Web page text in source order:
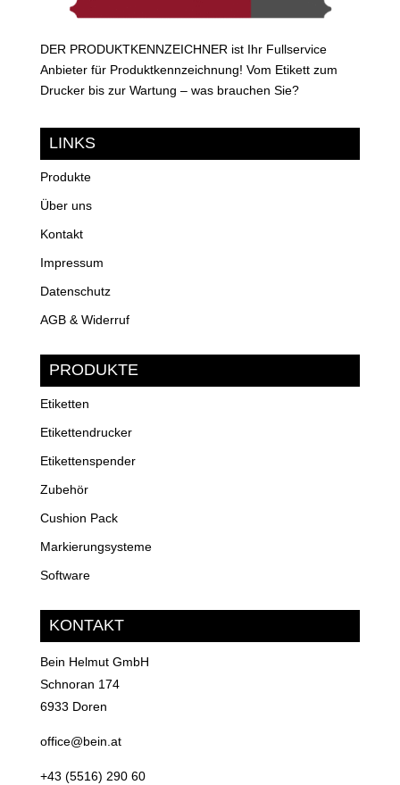
DER PRODUKTKENNZEICHNER ist Ihr Fullservice
Anbieter für Produktkennzeichnung! Vom Etikett zum
Drucker bis zur Wartung – was brauchen Sie?
LINKS
Produkte
Über uns
Kontakt
Impressum
Datenschutz
AGB & Widerruf
PRODUKTE
Etiketten
Etikettendrucker
Etikettenspender
Zubehör
Cushion Pack
Markierungsysteme
Software
KONTAKT
Bein Helmut GmbH
Schnoran 174
6933 Doren
office@bein.at
+43 (5516) 290 60